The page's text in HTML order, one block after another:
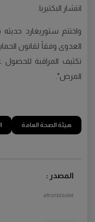
انتشار البكتيريا.
واختتم ستوريغارد حديثه
العدوى وفقاً لقانون
تكثيف المراقبة
المرض".
هيئة الصحة العامة
المصدر :
aftonbladet